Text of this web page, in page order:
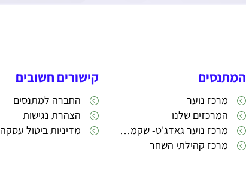
המתנסים
מרכז נוער
המרכזים שלנו
מרכז נוער גאדג'ט- שקמה 22
מרכז קהילתי השחר
קישורים חשובים
החברה למתנסים
הצהרת נגישות
מדיניות ביטול עסקה